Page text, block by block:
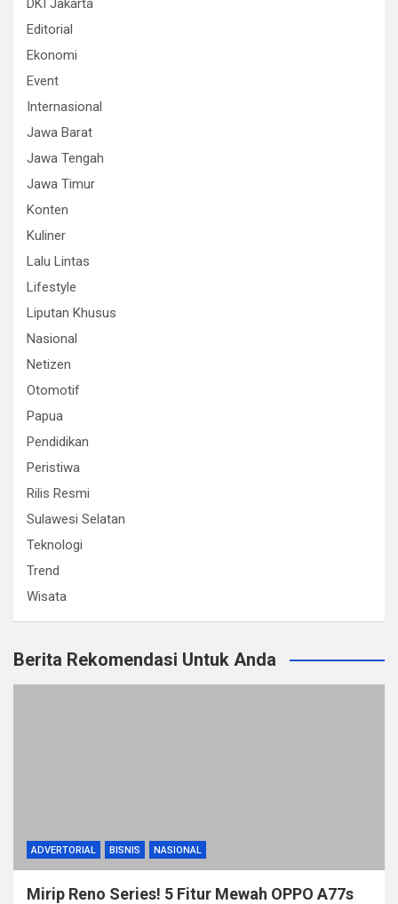
DKI Jakarta
Editorial
Ekonomi
Event
Internasional
Jawa Barat
Jawa Tengah
Jawa Timur
Konten
Kuliner
Lalu Lintas
Lifestyle
Liputan Khusus
Nasional
Netizen
Otomotif
Papua
Pendidikan
Peristiwa
Rilis Resmi
Sulawesi Selatan
Teknologi
Trend
Wisata
Berita Rekomendasi Untuk Anda
ADVERTORIAL BISNIS NASIONAL
Mirip Reno Series! 5 Fitur Mewah OPPO A77s